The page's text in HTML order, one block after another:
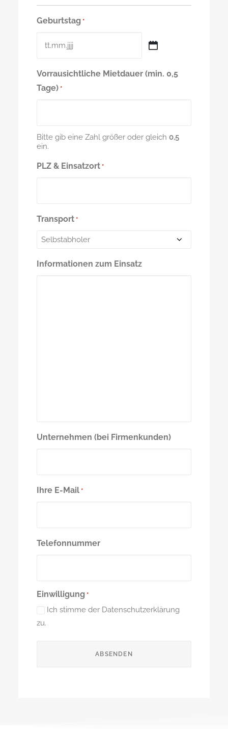
Geburtstag *
Punkt
JJJJ
Vorrausichtliche Mietdauer (min. 0,5
Tage) *
Bitte gib eine Zahl größer oder gleich 0,5
ein.
PLZ & Einsatzort *
Transport *
Informationen zum Einsatz
Unternehmen (bei Firmenkunden)
Ihre E-Mail *
Telefonnummer
Einwilligung *
Ich stimme der Datenschutzerklärung
zu.